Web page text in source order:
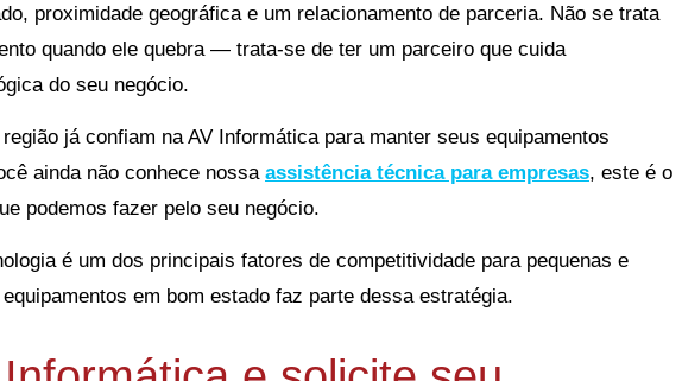
proximidade geográfica e um relacionamento de parceria. Não se trata
quando ele quebra — trata-se de ter um parceiro que cuida
do seu negócio.
já confiam na AV Informática para manter seus equipamentos
ainda não conhece nossa assistência técnica para empresas, este é o
podemos fazer pelo seu negócio.
é um dos principais fatores de competitividade para pequenas e
em bom estado faz parte dessa estratégia.